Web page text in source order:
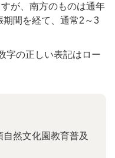
が、南方のものは通年
間を経て、通常2～3
字の正しい表記はロー
自然文化園教育普及